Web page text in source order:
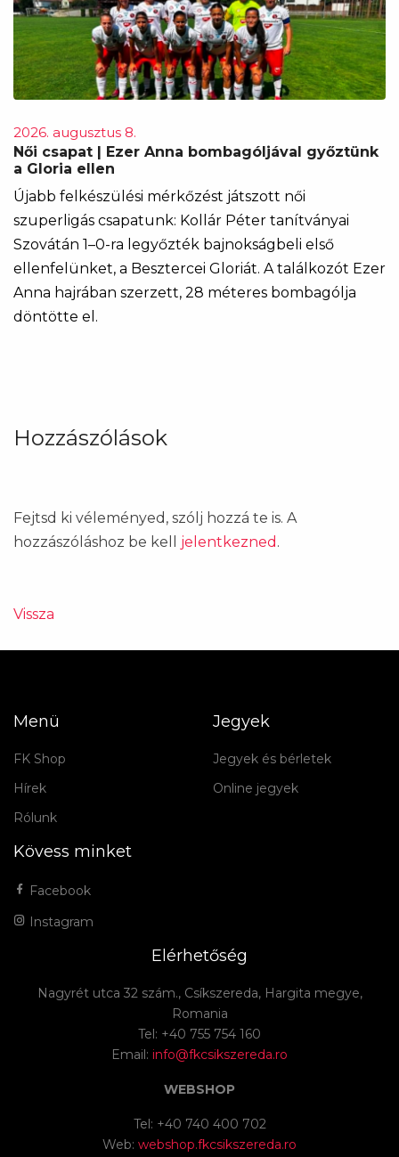
2026. augusztus 8.
Női csapat | Ezer Anna bombagóljával győztünk
a Gloria ellen
Újabb felkészülési mérkőzést játszott női
szuperligás csapatunk: Kollár Péter tanítványai
Szovátán 1–0-ra legyőzték bajnokságbeli első
ellenfelünket, a Besztercei Gloriát. A találkozót Ezer
Anna hajrában szerzett, 28 méteres bombagólja
döntötte el.
Hozzászólások
Fejtsd ki véleményed, szólj hozzá te is. A
hozzászóláshoz be kell jelentkezned .
Vissza
Menü
FK Shop
Hírek
Rólunk
Jegyek
Jegyek és bérletek
Online jegyek
Kövess minket
Facebook
Instagram
Elérhetőség
Nagyrét utca 32 szám., Csíkszereda, Hargita megye,
Romania
Tel: +40 755 754 160
Email: info@fkcsikszereda.ro
WEBSHOP
Tel: +40 740 400 702
Web: webshop.fkcsikszereda.ro